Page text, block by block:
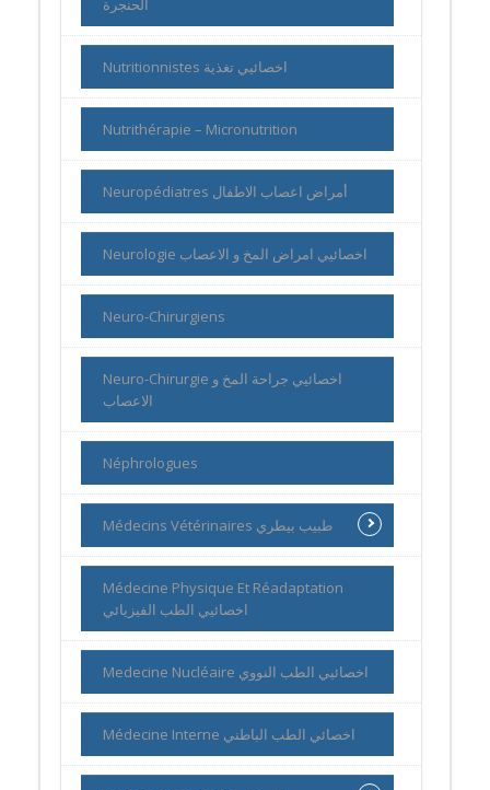
Nutritionnistes اخصائيي تغذية
Nutrithérapie – Micronutrition
Neuropédiatres أمراض اعصاب الاطفال
Neurologie اخصائيي امراض المخ و الاعصاب
Neuro-Chirurgiens
Neuro-Chirurgie اخصائيي جراحة المخ و
الاعصاب
Néphrologues
Médecins Vétérinaires طبيب بيطري
Médecine Physique Et Réadaptation
اخصائيي الطب الفيزيائي
Medecine Nucléaire اخصائيي الطب النووي
Médecine Interne اخصائي الطب الباطني